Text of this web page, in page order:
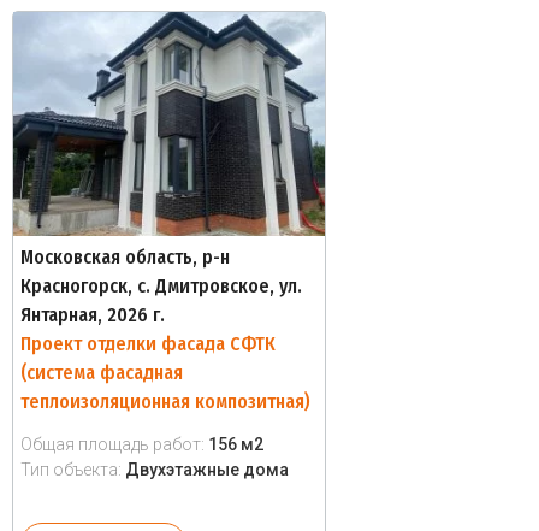
Московская область, р-н
Красногорск, с. Дмитровское, ул.
Янтарная, 2026 г.
Проект отделки фасада СФТК
(система фасадная
теплоизоляционная композитная)
Общая площадь работ: 156 м2
Тип объекта: Двухэтажные дома